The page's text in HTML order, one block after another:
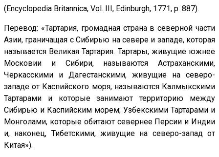
(Encyclopedia Britannica, Vol. III, Edinburgh, 1771, p. 887).
Перевод: «Тартария, громадная страна в северной части
Азии, граничащая с Сибирью на севере и западе, которая
называется Великая Тартария. Тартары, живущие южнее
Московии и Сибири, называются Астраханскими,
Черкасскими и Дагестанскими, живущие на северо-
западе от Каспийского моря, называются Калмыкскими
Тартарами и которые занимают территорию между
Сибирью и Каспийским морем; Узбекскими Тартарами и
Монголами, которые обитают севернее Персии и Индии
и, наконец, Тибетскими, живущие на северо-запад от
Китая»).